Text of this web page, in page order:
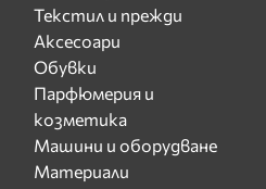
Текстил и прежди
Аксесоари
Обувки
Парфюмерия и
козметика
Машини и оборудване
Материали